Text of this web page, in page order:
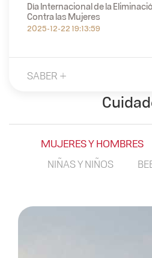
Día Internacional de la
Contra las Mujeres
2025-12-22 19:13:59
SABER +
MUJERES Y HOMBRES
NIÑAS Y NIÑOS